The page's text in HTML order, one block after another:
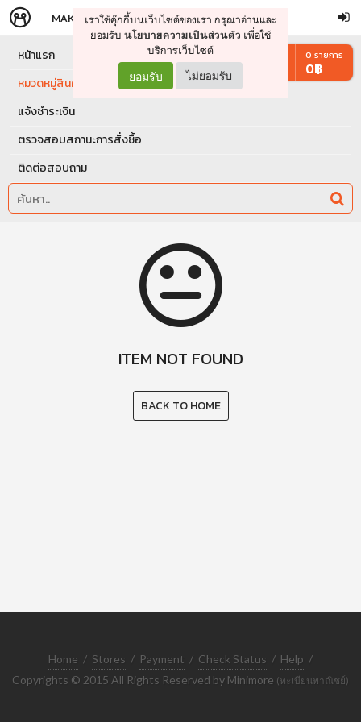
จัดการรถเข็น ดำเนินการต่อ
MAKERS STORE
เราใช้คุ๊กกี้บนเว็บไซต์ของเรา กรุณาอ่านและ
ยอมรับ นโยบายความเป็นส่วนตัว เพื่อใช้
บริการเว็บไซต์
ยอมรับ ไม่ยอมรับ
หน้าแรก
หมวดหมู่สินค้า
แจ้งชำระเงิน
ตรวจสอบสถานะการสั่งซื้อ
ติดต่อสอบถาม
0 รายการ
0฿
ITEM NOT FOUND
BACK TO HOME
Home / Stores / Payment / Check Status / Help /
Copyrights © 2015 All Rights Reserved by Minimore (ทะเบียนพาณิชย์)